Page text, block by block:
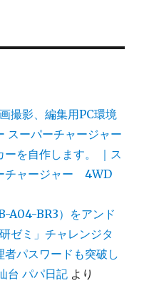
撮影、編集用PC環境
ーパーチャージャー
を自作します。 ｜ス
チャージャー 4WD
A04-BR3）をアンド
研ゼミ」チャレンジタ
パスワードも突破し
台 パパ日記 より